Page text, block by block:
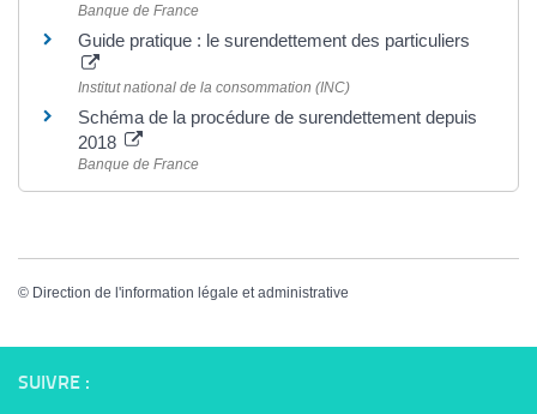
Banque de France
Guide pratique : le surendettement des particuliers
Institut national de la consommation (INC)
Schéma de la procédure de surendettement depuis
2018
Banque de France
© Direction de l'information légale et administrative
SUIVRE :